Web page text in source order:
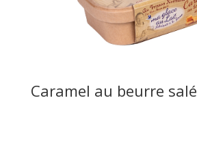
Caramel au beurre salé